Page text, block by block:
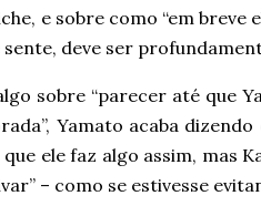
e sobre como “em breve
sente, deve ser
sobre “parecer até que
Yamato acaba
ele faz algo assim, mas
– como se estivesse